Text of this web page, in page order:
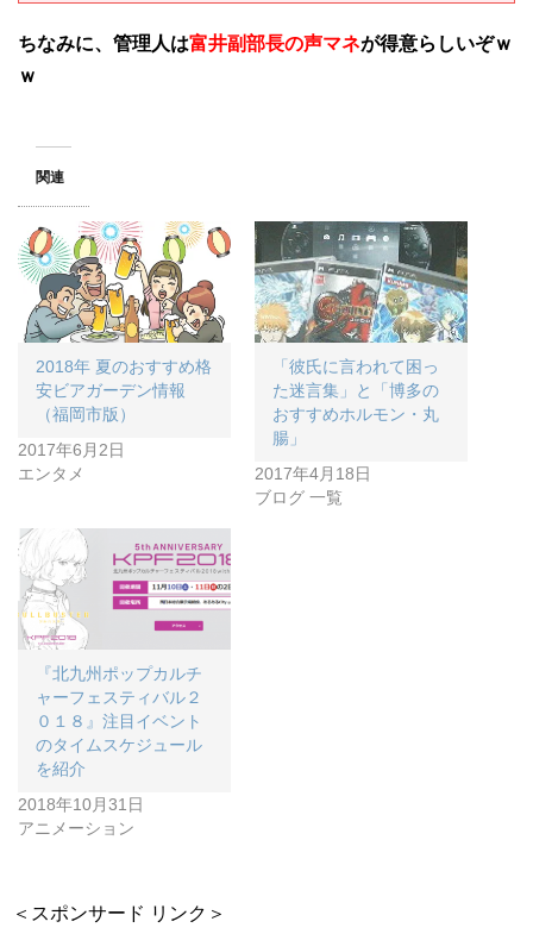
ちなみに、管理人は富井副部長の声マネが得意らしいぞｗ
ｗ
関連
2018年 夏のおすすめ格
安ビアガーデン情報
（福岡市版）
2017年6月2日
エンタメ
「彼氏に言われて困っ
た迷言集」と「博多の
おすすめホルモン・丸
腸」
2017年4月18日
ブログ 一覧
『北九州ポップカルチ
ャーフェスティバル２
０１８』注目イベント
のタイムスケジュール
を紹介
2018年10月31日
アニメーション
＜スポンサード リンク＞